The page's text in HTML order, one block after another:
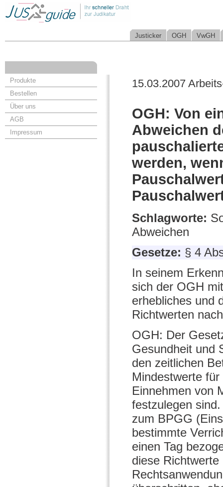
Justicker OGH VwGH
Produkte
Bestellen
Über uns
AGB
Impressum
15.03.2007
OGH: Von
Abweichen
werden,
Schlagworte:
Abweichen
Gesetze: § 4
In seinem
sich der OGH
erhebliches und
Richtwerten
OGH: Der
Gesundheit und
den zeitlichen
Mindestwerte
Einnehmen von
festzulegen
zum BPGG
bestimmte
einen Tag
diese